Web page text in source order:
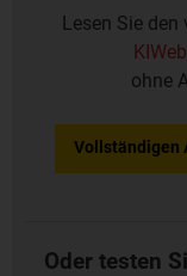
Lesen Sie
ohne
Vollständigen
Oder testen